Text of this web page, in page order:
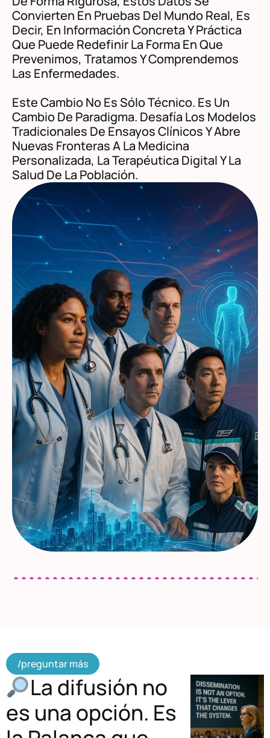
Convierten En Pruebas Del Mundo Real, Es
Decir, En Información Concreta Y Práctica
Que Puede Redefinir La Forma En Que
Prevenimos, Tratamos Y Comprendemos
Las Enfermedades.
Este Cambio No Es Sólo Técnico. Es Un
Cambio De Paradigma. Desafía Los Modelos
Tradicionales De Ensayos Clínicos Y Abre
Nuevas Fronteras A La Medicina
Personalizada, La Terapéutica Digital Y La
Salud De La Población.
/preguntar más
La difusión no
es una opción. Es